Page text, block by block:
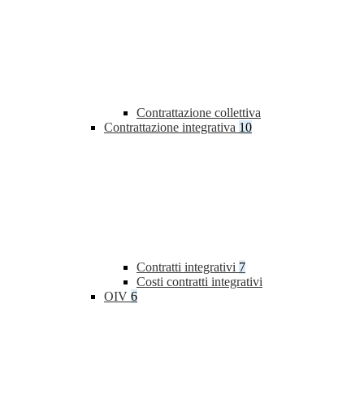
Contrattazione collettiva
Contrattazione integrativa 10
Contratti integrativi 7
Costi contratti integrativi
OIV 6